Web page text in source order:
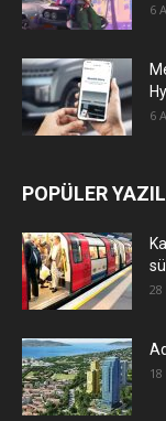
6
6
POPÜLER
28
18